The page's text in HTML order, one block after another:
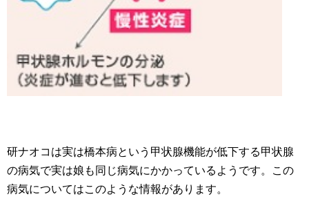
研ナオコは実は橋本病という甲状腺機能が低下する甲状腺
の病気で実は娘も同じ病気にかかっているようです。この
病気についてはこのような情報があります。